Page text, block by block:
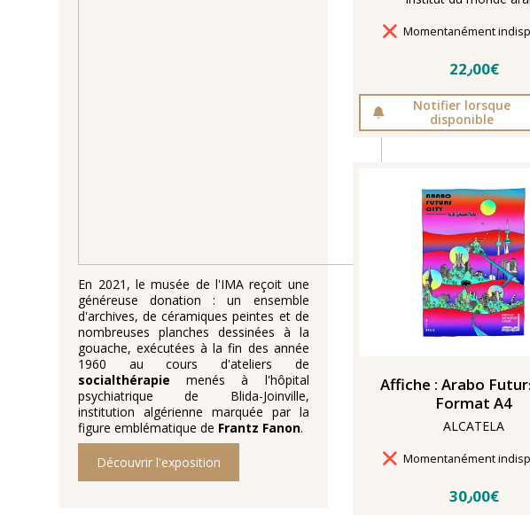
En 2021, le musée de l'IMA reçoit une
généreuse donation : un ensemble
d'archives, de céramiques peintes et de
nombreuses planches dessinées à la
gouache, exécutées à la fin des année
1960 au cours d'ateliers de
socialthérapiemenés à l'hôpital
psychiatrique de Blida-Joinville,
institution algérienne marquée par la
figure emblématique de Frantz Fanon.
Découvrir l'exposition
Délais de livraison
Momentanément
22٫00€
Notifier lorsque
disponible
Affiche : Arabo
Format A4
ALCATELA
Délais de livraison
Momentanément
30٫00€